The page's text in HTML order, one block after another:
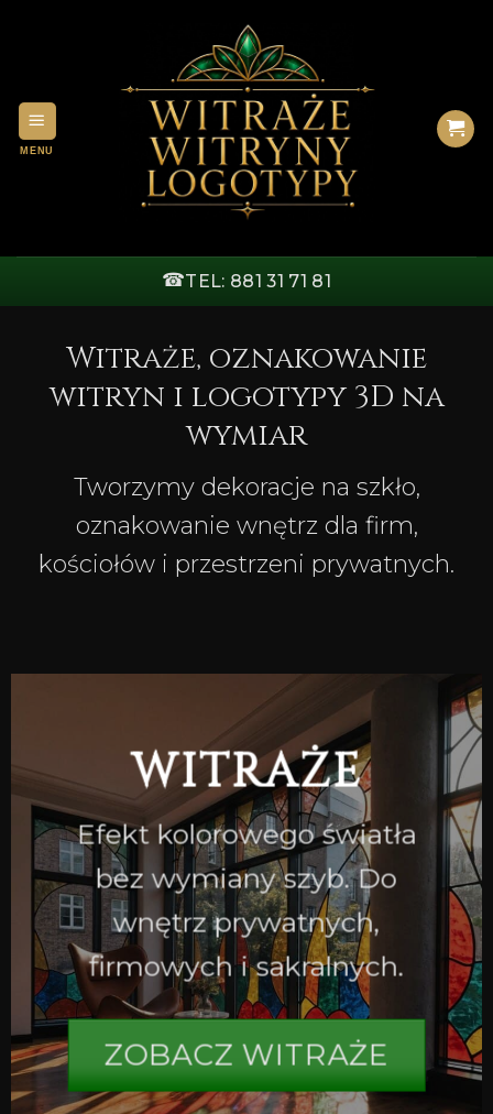
☎TEL: 881 31 71 81
Witraże, oznakowanie
witryn i logotypy 3D na
wymiar
Tworzymy dekoracje na szkło,
oznakowanie wnętrz dla firm,
kościołów i przestrzeni prywatnych.
WITRAŻE
Efekt kolorowego światła
bez wymiany szyb. Do
wnętrz prywatnych,
firmowych i sakralnych.
ZOBACZ WITRAŻE